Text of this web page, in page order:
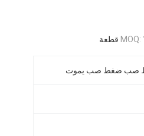
MOQ:
صب ضغط صب يموت